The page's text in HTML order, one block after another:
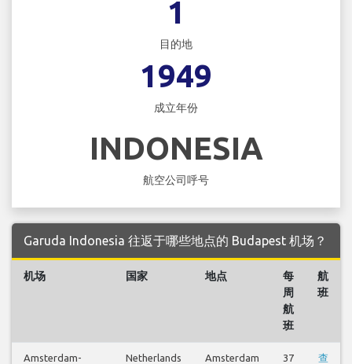
1
目的地
1949
成立年份
INDONESIA
航空公司呼号
Garuda Indonesia 往返于哪些地点的 Budapest 机场？
机场 国家 地点
每
周
航
班
航
班
Amsterdam-
Netherlands
Amsterdam
37
查